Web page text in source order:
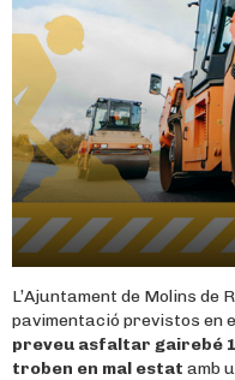
L’Ajuntament de Molins de
pavimentació previstos en
preveu asfaltar gairebé
troben en mal estat amb